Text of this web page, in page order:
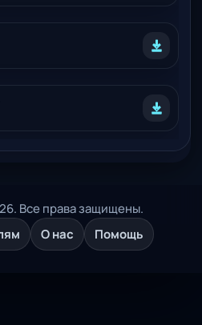
Все права защищены.
О нас Помощь